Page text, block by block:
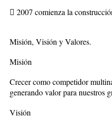
 2007 comienza la
Misión, Visión y Valores.
Misión
Crecer como competidor
generando valor para nuestros
Visión